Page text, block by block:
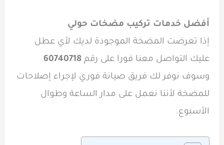
أفضل خدمات تركيب مضخات حولي
إذا تعرضت المضخة الموجودة لديك لأي عطل
عليك التواصل معنا فورا على رقم60740718
وسوف نوفر لك فريق صيانة فوري لإجراء إصلاحات
للمضخة لأننا نعمل على مدار الساعة وطوال
الأسبوع.